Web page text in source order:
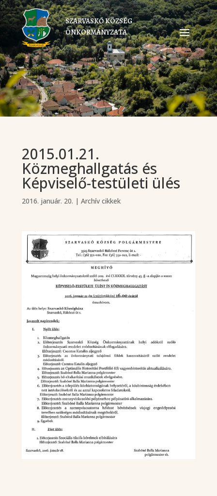
SZARVASKŐ KÖZSÉG
ÖNKORMÁNYZATA
2015.01.21.
Közmeghallgatás és
Képviselő-testületi ülés
2016. január. 20. | Archív cikkek